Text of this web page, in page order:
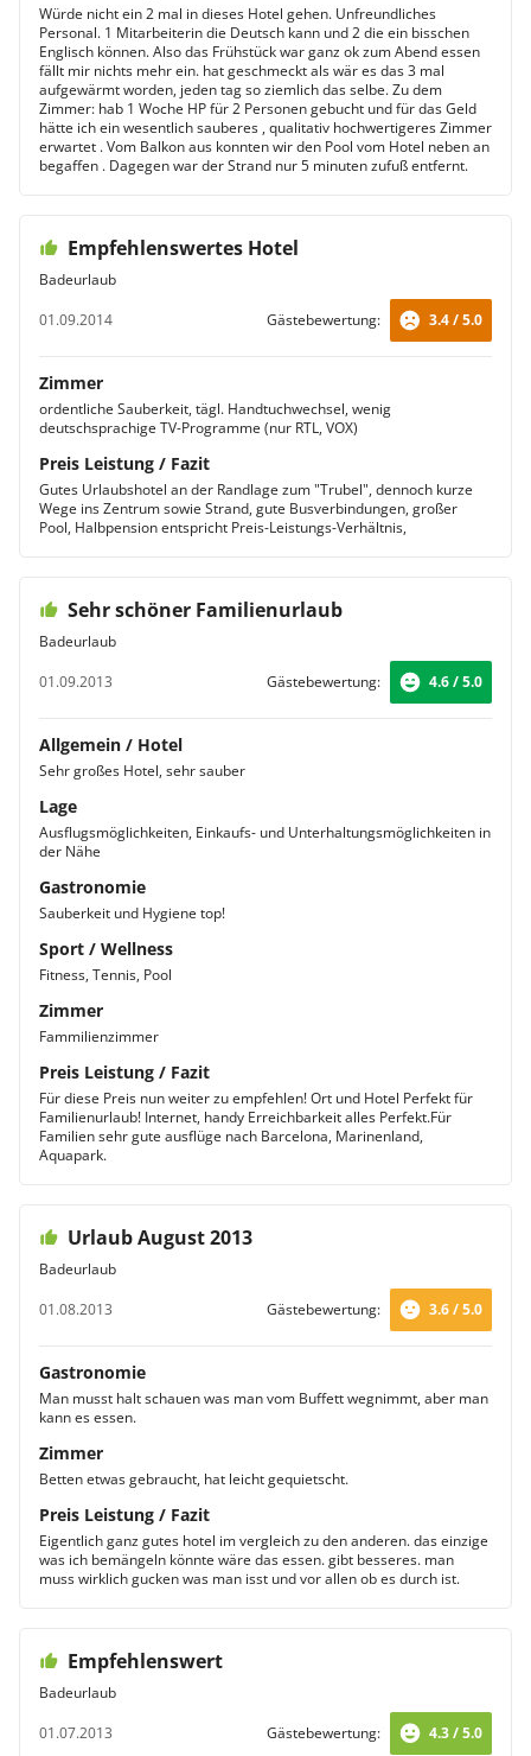
Würde nicht ein 2 mal in dieses Hotel gehen. Unfreundliches
Personal. 1 Mitarbeiterin die Deutsch kann und 2 die ein bisschen
Englisch können. Also das Frühstück war ganz ok zum Abend essen
fällt mir nichts mehr ein. hat geschmeckt als wär es das 3 mal
aufgewärmt worden, jeden tag so ziemlich das selbe. Zu dem
Zimmer: hab 1 Woche HP für 2 Personen gebucht und für das Geld
hätte ich ein wesentlich sauberes , qualitativ hochwertigeres Zimmer
erwartet . Vom Balkon aus konnten wir den Pool vom Hotel neben an
begaffen . Dagegen war der Strand nur 5 minuten zufuß entfernt.
Empfehlenswertes Hotel
Badeurlaub
01.09.2014
Gästebewertung: 3.4 / 5.0
Zimmer
ordentliche Sauberkeit, tägl. Handtuchwechsel, wenig
deutschsprachige TV-Programme (nur RTL, VOX)
Preis Leistung / Fazit
Gutes Urlaubshotel an der Randlage zum "Trubel", dennoch kurze
Wege ins Zentrum sowie Strand, gute Busverbindungen, großer
Pool, Halbpension entspricht Preis-Leistungs-Verhältnis,
Sehr schöner Familienurlaub
Badeurlaub
01.09.2013
Gästebewertung: 4.6 / 5.0
Allgemein / Hotel
Sehr großes Hotel, sehr sauber
Lage
Ausflugsmöglichkeiten, Einkaufs- und Unterhaltungsmöglichkeiten in
der Nähe
Gastronomie
Sauberkeit und Hygiene top!
Sport / Wellness
Fitness, Tennis, Pool
Zimmer
Fammilienzimmer
Preis Leistung / Fazit
Für diese Preis nun weiter zu empfehlen! Ort und Hotel Perfekt für
Familienurlaub! Internet, handy Erreichbarkeit alles Perfekt.Für
Familien sehr gute ausflüge nach Barcelona, Marinenland,
Aquapark.
Urlaub August 2013
Badeurlaub
01.08.2013
Gästebewertung: 3.6 / 5.0
Gastronomie
Man musst halt schauen was man vom Buffett wegnimmt, aber man
kann es essen.
Zimmer
Betten etwas gebraucht, hat leicht gequietscht.
Preis Leistung / Fazit
Eigentlich ganz gutes hotel im vergleich zu den anderen. das einzige
was ich bemängeln könnte wäre das essen. gibt besseres. man
muss wirklich gucken was man isst und vor allen ob es durch ist.
Empfehlenswert
Badeurlaub
01.07.2013
Gästebewertung: 4.3 / 5.0